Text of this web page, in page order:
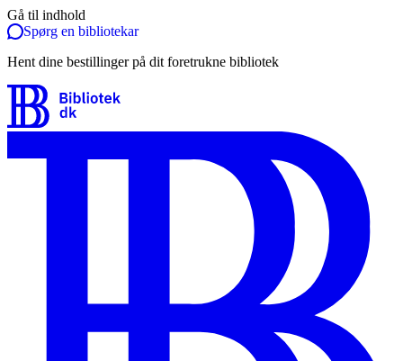
Gå til indhold
Spørg en bibliotekar
Hent dine bestillinger på dit foretrukne bibliotek